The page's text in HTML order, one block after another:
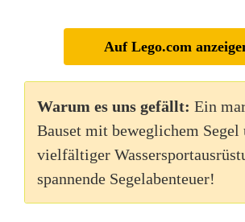
Auf Lego.com
Warum es uns gefällt: Ein
Bauset mit beweglichem Segel
vielfältiger
spannende Segelabenteuer!